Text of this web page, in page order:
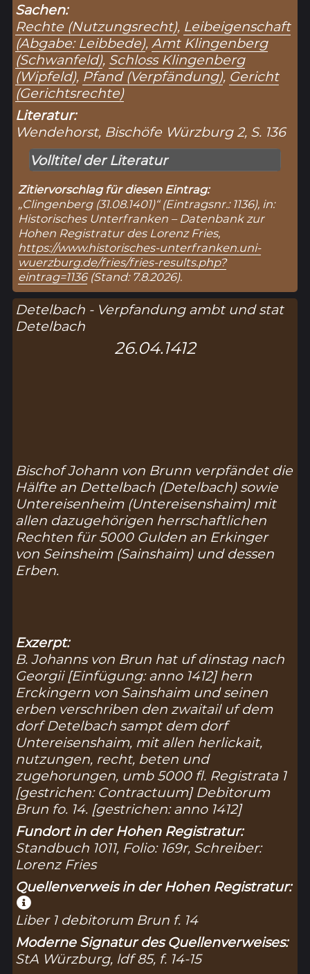
Sachen:
Rechte (Nutzungsrecht), Leibeigenschaft
(Abgabe: Leibbede), Amt Klingenberg
(Schwanfeld), Schloss Klingenberg
(Wipfeld), Pfand (Verpfändung), Gericht
(Gerichtsrechte)
Literatur:
Wendehorst, Bischöfe Würzburg 2, S. 136
Volltitel der Literatur
Zitiervorschlag für diesen Eintrag:
„Clingenberg (31.08.1401)“ (Eintragsnr.: 1136), in:
Historisches Unterfranken – Datenbank zur
Hohen Registratur des Lorenz Fries,
https://www.historisches-unterfranken.uni-
wuerzburg.de/fries/fries-results.php?
eintrag=1136(Stand: 7.8.2026).
Detelbach - Verpfandung ambt und stat
Detelbach
26.04.1412
Bischof Johann von Brunn verpfändet die
Hälfte an Dettelbach (Detelbach) sowie
Untereisenheim (Untereisenshaim) mit
allen dazugehörigen herrschaftlichen
Rechten für 5000 Gulden an Erkinger
von Seinsheim (Sainshaim) und dessen
Erben.
Exzerpt:
B. Johanns von Brun hat uf dinstag nach
Georgii [Einfügung: anno 1412] hern
Erckingern von Sainshaim und seinen
erben verschriben den zwaitail uf dem
dorf Detelbach sampt dem dorf
Untereisenshaim, mit allen herlickait,
nutzungen, recht, beten und
zugehorungen, umb 5000 fl. Registrata 1
[gestrichen: Contractuum] Debitorum
Brun fo. 14. [gestrichen: anno 1412]
Fundort in der Hohen Registratur:
Standbuch 1011, Folio: 169r, Schreiber:
Lorenz Fries
Quellenverweis in der Hohen Registratur:
Liber 1 debitorum Brun f. 14
Moderne Signatur des Quellenverweises:
StA Würzburg, ldf 85, f. 14-15